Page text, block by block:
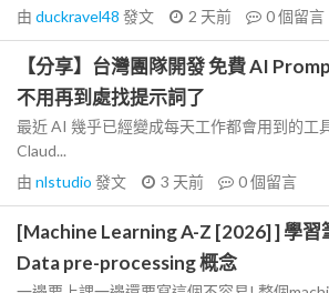
由 duckravel48 發文 2 天前 0個留言
【分享】台灣團隊開發 免費 AI
不用再到處找提示詞了
最近 AI 幾乎已經變成每天工作都會用到的工
Claud...
由 nlstudio 發文 3 天前 0個留言
[Machine Learning A-Z [2026] ] 學習
Data pre-processing 概念